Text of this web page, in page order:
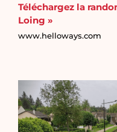
Téléchargez la
Loing »
www.helloways.com